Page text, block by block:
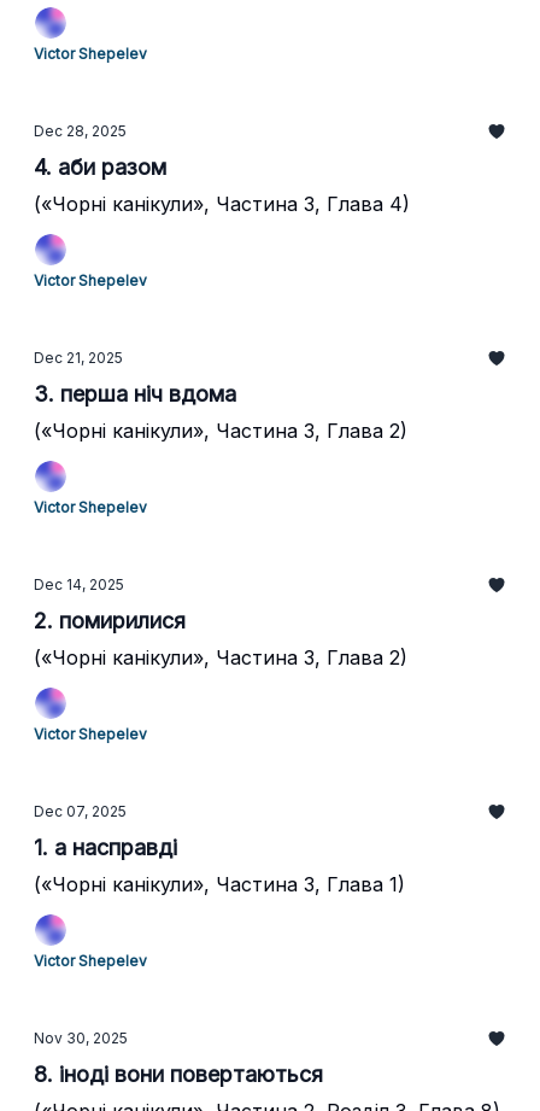
Victor Shepelev
Dec 28, 2025
4. аби разом
(«Чорні канікули», Частина 3, Глава 4)
Victor Shepelev
Dec 21, 2025
3. перша ніч вдома
(«Чорні канікули», Частина 3, Глава 2)
Victor Shepelev
Dec 14, 2025
2. помирилися
(«Чорні канікули», Частина 3, Глава 2)
Victor Shepelev
Dec 07, 2025
1. а насправді
(«Чорні канікули», Частина 3, Глава 1)
Victor Shepelev
Nov 30, 2025
8. іноді вони повертаються